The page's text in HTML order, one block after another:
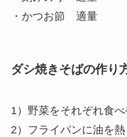
・かつお節 適量
ダシ焼きそばの作り
1）野菜をそれぞれ食
2）フライパンに油を